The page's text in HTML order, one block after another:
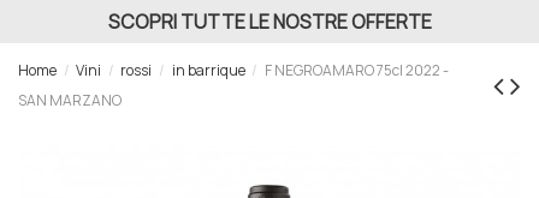
SCOPRI TUTTE LE NOSTRE OFFERTE
Home Vini rossi in barrique
F NEGROAMARO 75cl 2022 -
SAN MARZANO